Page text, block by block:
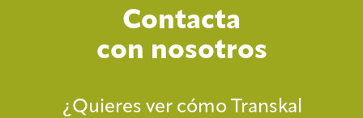
Contacta
con nosotros
¿Quieres ver cómo Transkal